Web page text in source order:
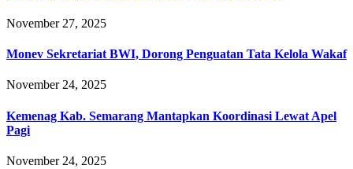
November 27, 2025
Monev Sekretariat BWI, Dorong Penguatan Tata Kelola Wakaf
November 24, 2025
Kemenag Kab. Semarang Mantapkan Koordinasi Lewat Apel
Pagi
November 24, 2025